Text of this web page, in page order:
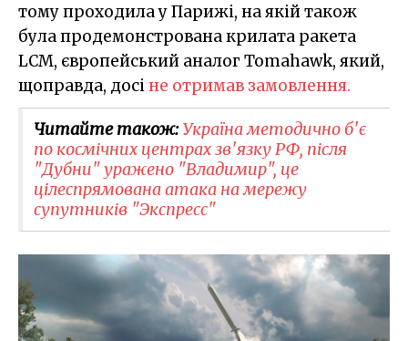
тому проходила у Парижі, на якій також
була продемонстрована крилата ракета
LCM, європейський аналог Tomahawk, який,
щоправда, досіне отримав замовлення.
Читайте також:Україна методично б'є
по космічних центрах зв'язку РФ, після
"Дубни" уражено "Владимир", це
цілеспрямована атака на мережу
супутників "Экспресс"